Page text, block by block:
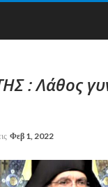
: Λάθος
Φεβ 1, 2022